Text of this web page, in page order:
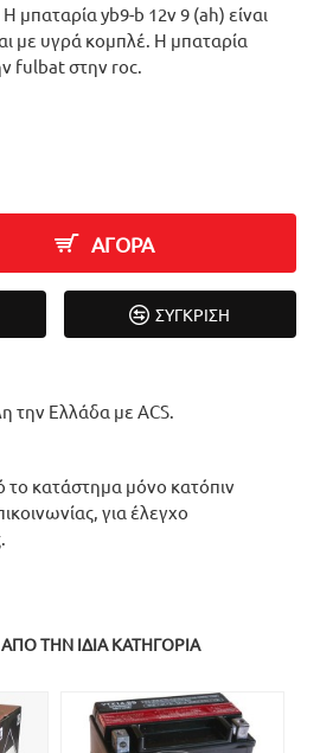
μπαταρία yb9-b 12v 9 (ah) είναι
με υγρά κομπλέ. Η μπαταρία
fulbat στην roc.
ΑΓΟΡΑ
ΣΎΓΚΡΙΣΗ
την Ελλάδα με ACS.
το κατάστημα μόνο κατόπιν
για έλεγχο
ΑΠΌ ΤΗΝ ΊΔΙΑ ΚΑΤΗΓΟΡΊΑ